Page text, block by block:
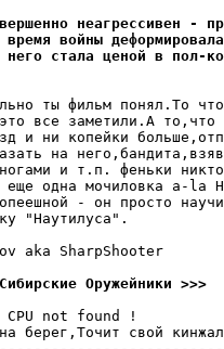
неагрессивен -
войны
стала ценой в пол-
ты фильм понял.То
все заметили.А
и ни копейки
на
и т.п. феньки
еще одна мочиловка a-la
- он просто
"Hаyтилyса".
aka SharpShooter
Oрyжейники >>>
not found !
берег,Точит свой